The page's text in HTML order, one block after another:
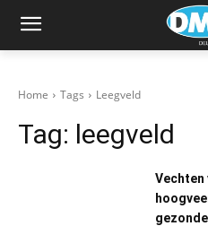
Home Tags Leegveld
Tag: leegveld
Vechten